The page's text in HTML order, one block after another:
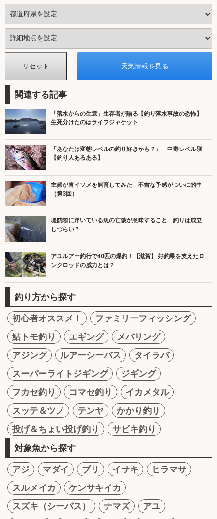
関連する記事
「落水からの生還」生存者が語る【釣り落水事故の恐怖】
生死分けたのはライフジャケット
「あなたは変態レベルの釣り好きかも？」 中毒レベル別
【釣り人あるある】
主婦が青イソメを飼育してみた 不吉な予感がついに的中
（第3回）
堤防際に浮いている魚の亡骸が意味すること 釣りは成立
しづらい？
アユルアー釣行で40匹の爆釣！【滋賀】 好釣果を支えたロ
ングロッドの威力とは？
釣り方から探す
初心者オススメ！
ファミリーフィッシング
鮎トモ釣り
エギング
メバリング
アジング
ルアーシーバス
タイラバ
スーパーライトジギング
ジギング
フカセ釣り
コマセ釣り
イカメタル
スッテ＆ツノ
テンヤ
かかり釣り
投げ＆ちょい投げ釣り
サビキ釣り
対象魚から探す
アジ マダイ ブリ イサキ
ヒラマサ
スルメイカ
ケンサキイカ
スズキ（シーバス）
ナマズ
アユ